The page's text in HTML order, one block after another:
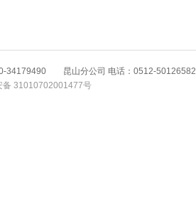
34179490 昆山分公司 电话：0512-50126582
备 31010702001477号